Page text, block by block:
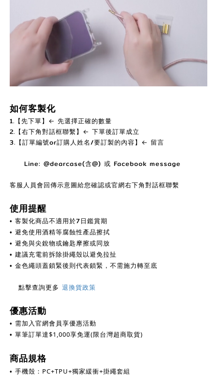
如何客製化
1.【先下單】← 先選擇正確的數量
2.【右下角對話框聯繫】← 下單後訂單成立
3.【訂單編號or訂購人姓名/要訂製的內容】← 留言
Line: @dearcase(含@) 或 Facebook message
客服人員會回傳示意圖給您確認或官網右下角對話框聯繫
使用提醒
• 客製化商品不適用於7日鑑賞期
• 避免使用酒精等腐蝕性產品擦拭
• 避免與尖銳物或鑰匙摩擦或同放
• 建議充電前拆除掛繩殼以避免拉扯
• 金色繩頭蓋鎖緊後則代表鎖緊，不需施力轉至底
點擊查詢更多 退換貨政策
優惠活動
• 需加入官網會員享優惠活動
• 單筆訂單達$1,000享免運(限台灣超商取貨)
商品規格
• 手機殼：PC+TPU+獨家緩衝+掛繩套組